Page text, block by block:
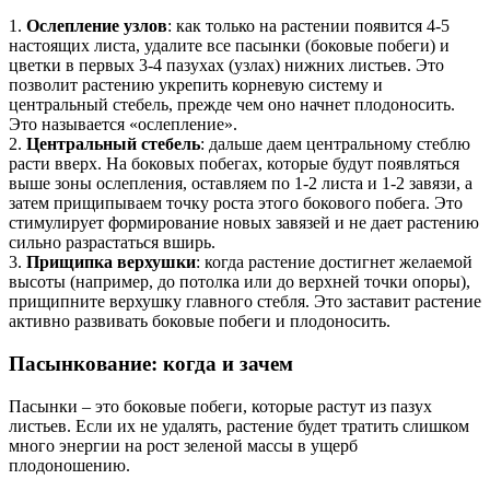
1. Ослепление узлов: как только на растении появится 4-5
настоящих листа, удалите все пасынки (боковые побеги) и
цветки в первых 3-4 пазухах (узлах) нижних листьев. Это
позволит растению укрепить корневую систему и
центральный стебель, прежде чем оно начнет плодоносить.
Это называется «ослепление».
2. Центральный стебель: дальше даем центральному стеблю
расти вверх. На боковых побегах, которые будут появляться
выше зоны ослепления, оставляем по 1-2 листа и 1-2 завязи, а
затем прищипываем точку роста этого бокового побега. Это
стимулирует формирование новых завязей и не дает растению
сильно разрастаться вширь.
3. Прищипка верхушки: когда растение достигнет желаемой
высоты (например, до потолка или до верхней точки опоры),
прищипните верхушку главного стебля. Это заставит растение
активно развивать боковые побеги и плодоносить.
Пасынкование: когда и зачем
Пасынки – это боковые побеги, которые растут из пазух
листьев. Если их не удалять, растение будет тратить слишком
много энергии на рост зеленой массы в ущерб
плодоношению.